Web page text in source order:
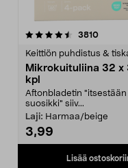
3810
Keittiön puhdistus &
Mikrokuituliina 32 x
kpl
Aftonbladetin "itsestään
suosikki" siiv...
Laji: Harmaa/beige
3,99
Lisää
4.5viidestä